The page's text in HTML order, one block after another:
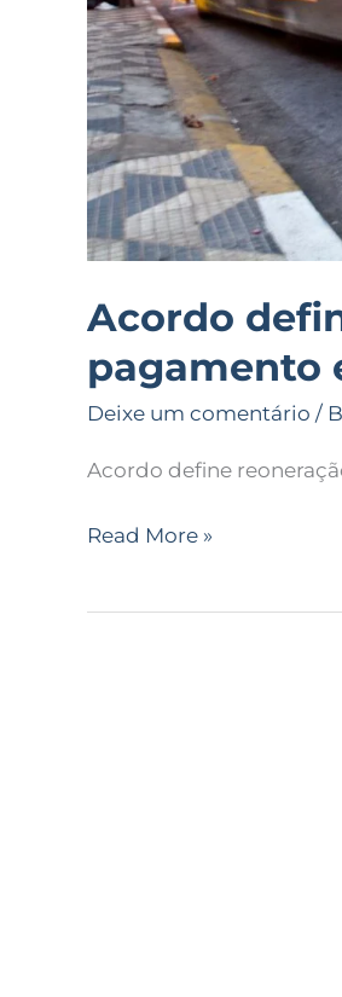
Acordo
pagamento
Deixe um comentário /
Acordo define
de
2025
Read More »